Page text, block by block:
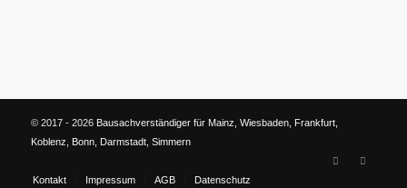
© 2017 - 2026 Bausachverständiger für Mainz, Wiesbaden, Frankfurt,
Koblenz, Bonn, Darmstadt, Simmern
Kontakt Impressum AGB Datenschutz